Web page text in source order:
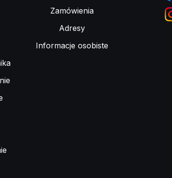
Zamówienia
Adresy
Informacje osobiste